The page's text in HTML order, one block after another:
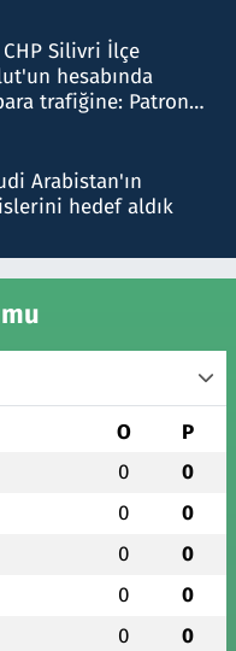
Silivri İlçe
hesabında
trafiğine: Patron
Arabistan'ın
hedef aldık
O P
0 0
0 0
0 0
0 0
0 0